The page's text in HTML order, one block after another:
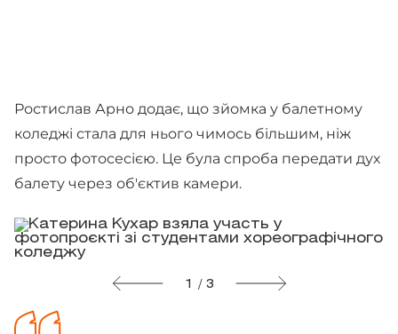
Ростислав Арно додає, що зйомка у балетному
коледжі стала для нього чимось більшим, ніж
просто фотосесією. Це була спроба передати дух
балету через об'єктив камери.
1 / 3